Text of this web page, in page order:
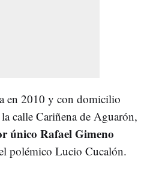
en 2010 y con domicilio
calle Cariñena de Aguarón,
único Rafael Gimeno
polémico Lucio Cucalón.